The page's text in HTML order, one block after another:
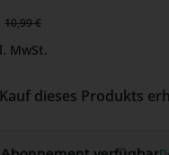
Regulärer Preis:
10,99 €
MwSt.
dieses Produkts